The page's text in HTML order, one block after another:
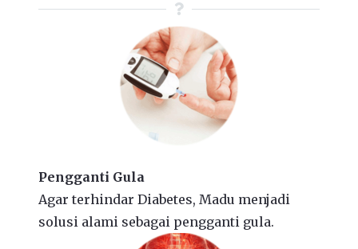
Pengganti Gula
Agar terhindar Diabetes, Madu menjadi
solusi alami sebagai pengganti gula.